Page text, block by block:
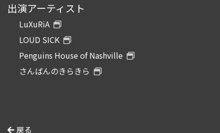
出演アーティスト
LuXuRiA
LOUD SICK
Penguins House of Nashville
さんばんのきらきら
戻る